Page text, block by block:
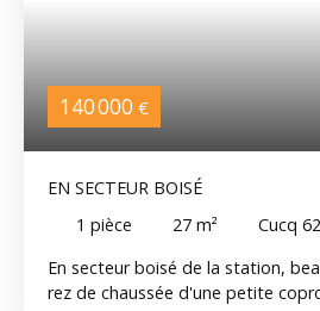
140 000 €
EN SECTEUR BOISÉ
1 pièce 27 m²
Cucq
En secteur boisé de la station,
rez de chaussée d'une petite